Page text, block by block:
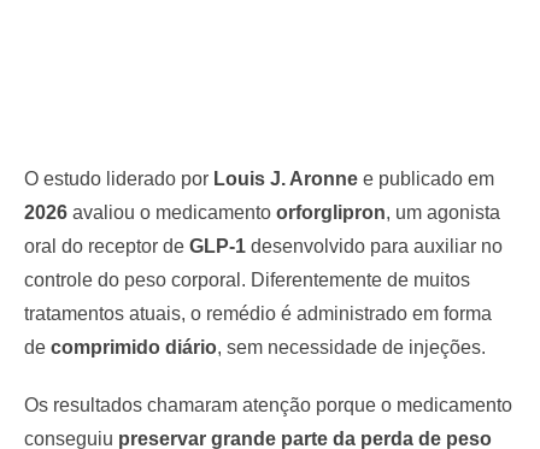
O estudo liderado por Louis J. Aronne e publicado em
2026 avaliou o medicamento orforglipron, um agonista
oral do receptor de GLP-1 desenvolvido para auxiliar no
controle do peso corporal. Diferentemente de muitos
tratamentos atuais, o remédio é administrado em forma
de comprimido diário, sem necessidade de injeções.
Os resultados chamaram atenção porque o medicamento
conseguiu preservar grande parte da perda de peso